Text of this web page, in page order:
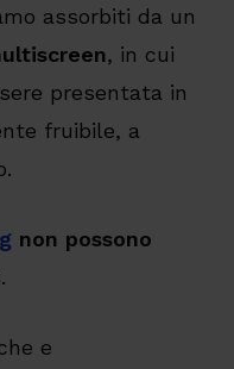
assorbiti da un
, in cui
presentata in
fruibile, a
non possono
.
e